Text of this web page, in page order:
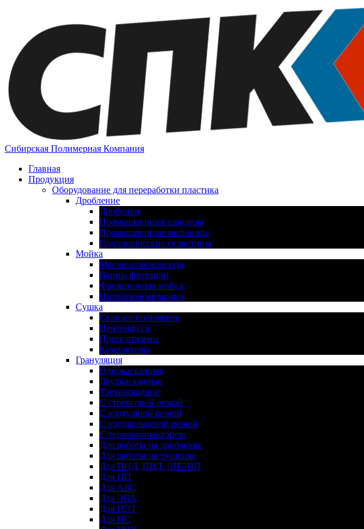
Сибирская Полимерная Компания
Главная
Продукция
Оборудование для переработки пластика
Дробление
Дробилки
Промышленные шредеры
Промышленные мельницы
Гидравлические гильотины
Мойка
Моечные комплексы
Ванны флотации
Фрикционная мойка
Интенсивные мойки
Сушка
Сквизер полимеров
Центрифуги
Пресс отжимы
Компакторы
Грануляция
Однокаскадные
Двухкаскадные
Трехкаскадные
С стренговой резкой
С воздушной резкой
С водокольцевой резкой
С термокомпактором
Для работы на дробленке
Для работы на пушонке
Для ПНД, ПВД, ЛПЭНП
Для ПП
Для АБС
Для ЭВА
Для ПЭТ
Для ПС